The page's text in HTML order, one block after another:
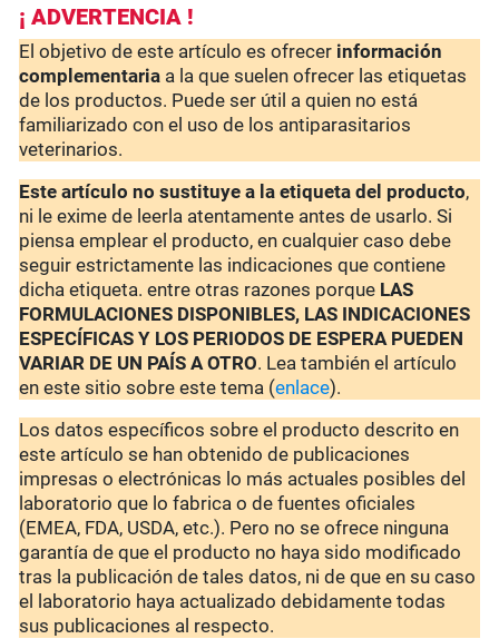
¡ ADVERTENCIA !
El objetivo de este artículo es ofrecer información
complementaria a la que suelen ofrecer las etiquetas
de los productos. Puede ser útil a quien no está
familiarizado con el uso de los antiparasitarios
veterinarios.
Este artículo no sustituye a la etiqueta del producto,
ni le exime de leerla atentamente antes de usarlo. Si
piensa emplear el producto, en cualquier caso debe
seguir estrictamente las indicaciones que contiene
dicha etiqueta. entre otras razones porque LAS
FORMULACIONES DISPONIBLES, LAS INDICACIONES
ESPECÍFICAS Y LOS PERIODOS DE ESPERA PUEDEN
VARIAR DE UN PAÍS A OTRO. Lea también el artículo
en este sitio sobre este tema (enlace).
Los datos específicos sobre el producto descrito en
este artículo se han obtenido de publicaciones
impresas o electrónicas lo más actuales posibles del
laboratorio que lo fabrica o de fuentes oficiales
(EMEA, FDA, USDA, etc.). Pero no se ofrece ninguna
garantía de que el producto no haya sido modificado
tras la publicación de tales datos, ni de que en su caso
el laboratorio haya actualizado debidamente todas
sus publicaciones al respecto.